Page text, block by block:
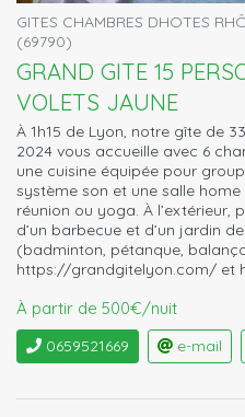
GITES CHAMBRES DHOTES
(69790)
GRAND GITE 15
VOLETS JAUNE
À 1h15 de Lyon, notre gîte de
2024 vous accueille avec 6
une cuisine équipée pour
système son et une salle
réunion ou yoga. À l’extérieur,
d’un barbecue et d’un jardin
(badminton, pétanque,
https://grandgitelyon.com/ et
À partir de 500€/nuit
0659521669 e-mail